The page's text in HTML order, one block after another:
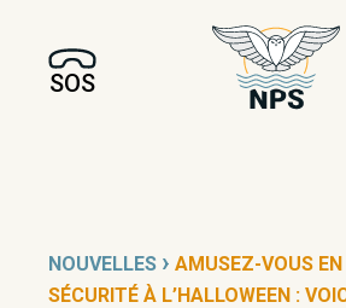
SOS
NOUVELLES › AMUSEZ-VOUS
SÉCURITÉ À L’HALLOWEEN :